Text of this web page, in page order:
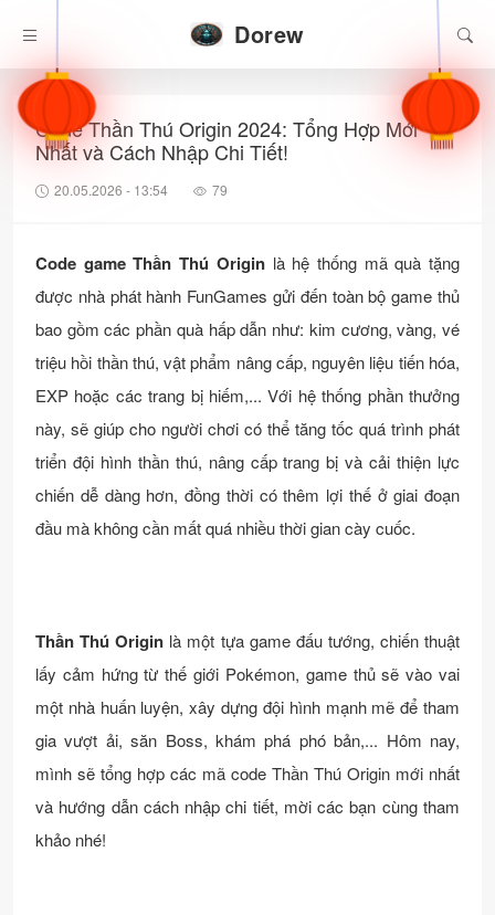
Dorew
Code Thần Thú Origin 2024: Tổng Hợp Mới
Nhất và Cách Nhập Chi Tiết!
20.05.2026 - 13:54 79
Code game Thần Thú Originlà hệ thống mã quà tặng
được nhà phát hành FunGames gửi đến toàn bộ game thủ
bao gồm các phần quà hấp dẫn như: kim cương, vàng, vé
triệu hồi thần thú, vật phẩm nâng cấp, nguyên liệu tiến hóa,
EXP hoặc các trang bị hiếm,... Với hệ thống phần thưởng
này, sẽ giúp cho người chơi có thể tăng tốc quá trình phát
triển đội hình thần thú, nâng cấp trang bị và cải thiện lực
chiến dễ dàng hơn, đồng thời có thêm lợi thế ở giai đoạn
đầu mà không cần mất quá nhiều thời gian cày cuốc.
Thần Thú Origin là một tựa game đấu tướng, chiến thuật
lấy cảm hứng từ thế giới Pokémon, game thủ sẽ vào vai
một nhà huấn luyện, xây dựng đội hình mạnh mẽ để tham
gia vượt ải, săn Boss, khám phá phó bản,... Hôm nay,
mình sẽ tổng hợp các mã code Thần Thú Origin mới nhất
và hướng dẫn cách nhập chi tiết, mời các bạn cùng tham
khảo nhé!